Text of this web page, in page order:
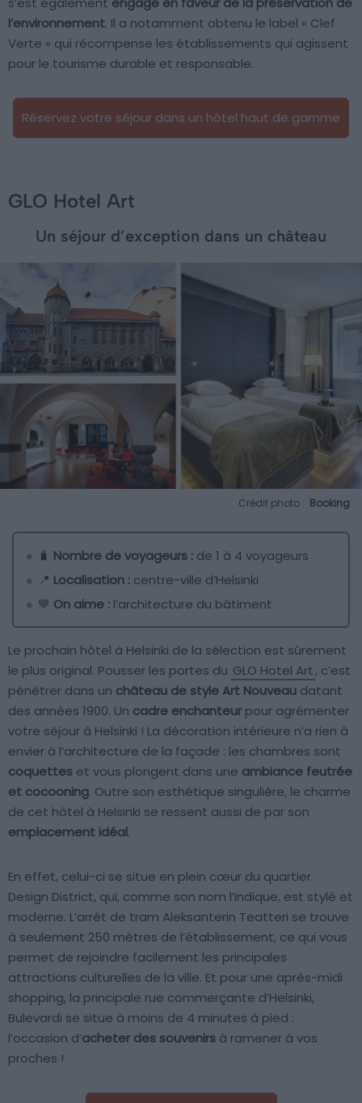
l’environnement. Il a notamment obtenu le label « Clef
Verte » qui récompense les établissements qui agissent
pour le tourisme durable et responsable.
Réservez votre séjour dans un hôtel haut de gamme
GLO Hotel Art
Un séjour d’exception dans un château
Crédit photo : Booking
🧳 Nombre de voyageurs : de 1 à 4 voyageurs
📍 Localisation : centre-ville d’Helsinki
💙 On aime : l’architecture du bâtiment
Le prochain hôtel à Helsinki de la sélection est sûrement
le plus original. Pousser les portes du GLO Hotel Art, c’est
pénétrer dans un château de style Art Nouveau datant
des années 1900. Un cadre enchanteur pour agrémenter
votre séjour à Helsinki ! La décoration intérieure n’a rien à
envier à l’architecture de la façade : les chambres sont
coquettes et vous plongent dans une ambiance feutrée
et cocooning. Outre son esthétique singulière, le charme
de cet hôtel à Helsinki se ressent aussi de par son
emplacement idéal.
En effet, celui-ci se situe en plein cœur du quartier
Design District, qui, comme son nom l’indique, est stylé et
moderne. L’arrêt de tram Aleksanterin Teatteri se trouve
à seulement 250 mètres de l’établissement, ce qui vous
permet de rejoindre facilement les principales
attractions culturelles de la ville. Et pour une après-midi
shopping, la principale rue commerçante d’Helsinki,
Bulevardi se situe à moins de 4 minutes à pied :
l’occasion d’acheter des souvenirs à ramener à vos
proches !